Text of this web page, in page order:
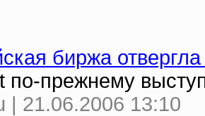
биржа
по-прежнему
| 21.06.2006 13:10